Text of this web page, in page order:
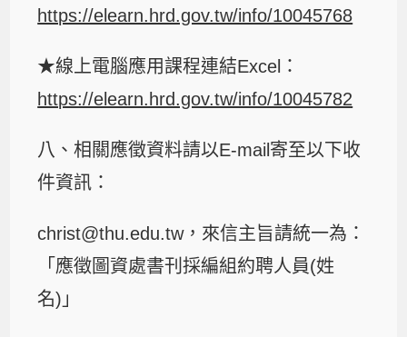
https://elearn.hrd.gov.tw/info/10045768
★線上電腦應用課程連結Excel：
https://elearn.hrd.gov.tw/info/10045782
八、相關應徵資料請以E-mail寄至以下收
件資訊：
christ@thu.edu.tw，來信主旨請統一為：
「應徵圖資處書刊採編組約聘人員(姓
名)」